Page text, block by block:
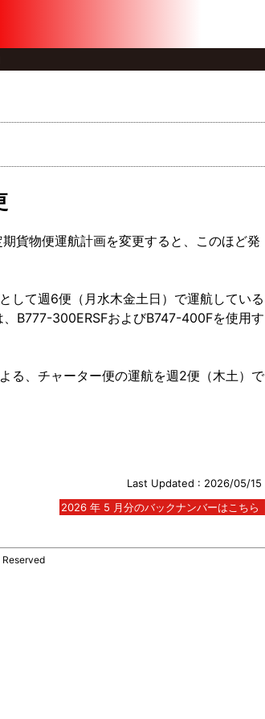
貨物便運航計画を変更すると、このほど発
て週6便（月水木金土日）で運航している
B777-300ERSFおよびB747-400Fを使用す
、チャーター便の運航を週2便（木土）で
Last Updated : 2026/05/15
2026 年 5 月分のバックナンバーはこちら